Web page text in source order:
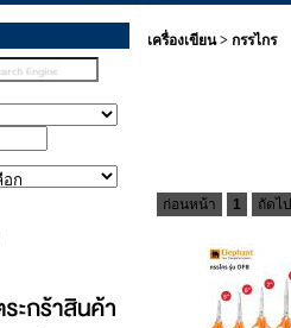
เครื่องเขียน>กรรไกร
ก่อนหน้า 1 ถัดไป